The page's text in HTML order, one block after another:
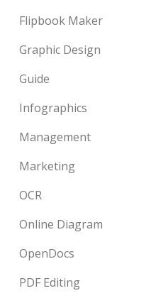
Flipbook Maker
Graphic Design
Guide
Infographics
Management
Marketing
OCR
Online Diagram
OpenDocs
PDF Editing